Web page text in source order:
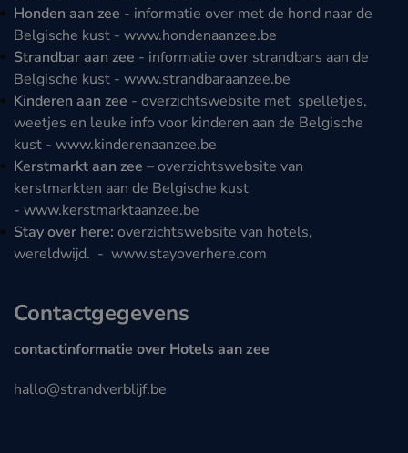
Honden aan zee - informatie over met de hond naar de
Belgische kust - www.hondenaanzee.be
Strandbar aan zee - informatie over strandbars aan de
Belgische kust - www.strandbaraanzee.be
Kinderen aan zee - overzichtswebsite met spelletjes,
weetjes en leuke info voor kinderen aan de Belgische
kust - www.kinderenaanzee.be
Kerstmarkt aan zee – overzichtswebsite van
kerstmarkten aan de Belgische kust
- www.kerstmarktaanzee.be
Stay over here: overzichtswebsite van hotels,
wereldwijd. - www.stayoverhere.com
Contactgegevens
contactinformatie over Hotels aan zee
hallo@strandverblijf.be